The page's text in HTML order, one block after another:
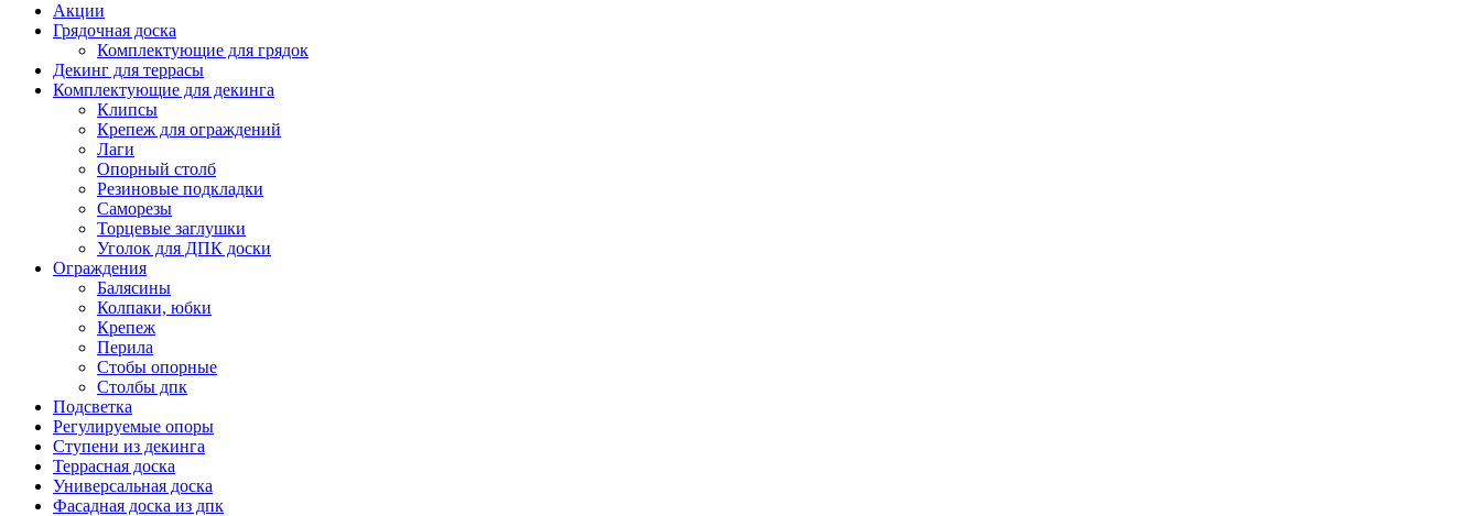
Акции
Грядочная доска
Комплектующие для грядок
Декинг для террасы
Комплектующие для декинга
Клипсы
Крепеж для ограждений
Лаги
Опорный столб
Резиновые подкладки
Саморезы
Торцевые заглушки
Уголок для ДПК доски
Ограждения
Балясины
Колпаки, юбки
Крепеж
Перила
Стобы опорные
Столбы дпк
Подсветка
Регулируемые опоры
Ступени из декинга
Террасная доска
Универсальная доска
Фасадная доска из дпк